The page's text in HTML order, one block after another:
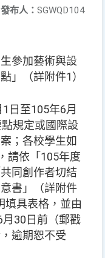
發布人： SGWQD104
參加藝術與設
」（詳附件1）
日至105年6月
規定或國際設
；各校學生如
請依「105年度
同創作者切結
書」（詳附件
填具表格，並由
30日前（郵戳
逾期恕不受